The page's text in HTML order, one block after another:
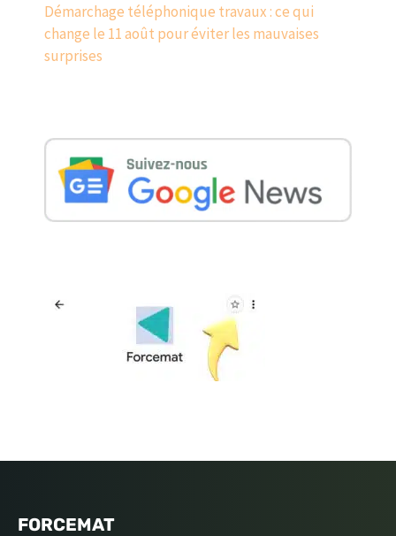
Démarchage téléphonique travaux : ce qui
change le 11 août pour éviter les mauvaises
surprises
FORCEMAT